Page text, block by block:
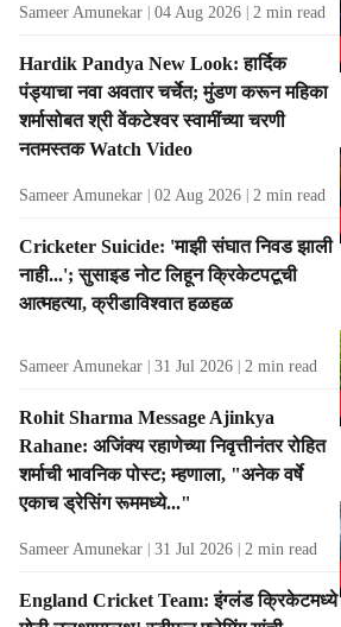
s
l
t
s
Sameer Amunekar 04 Aug 2026 2 min read
Hardik Pandya New Look: हार्दिक
पंड्याचा नवा अवतार चर्चेत; मुंडण करून महिका
शर्मासोबत श्री वेंकटेश्वर स्वामींच्या चरणी
नतमस्तक Watch Video
Sameer Amunekar 02 Aug 2026 2 min read
Cricketer Suicide: 'माझी संघात निवड झाली
नाही...'; सुसाइड नोट लिहून क्रिकेटपटूची
आत्महत्या, क्रीडाविश्वात हळहळ
Sameer Amunekar 31 Jul 2026 2 min read
Rohit Sharma Message Ajinkya
Rahane: अजिंक्य रहाणेच्या निवृत्तीनंतर रोहित
शर्माची भावनिक पोस्ट; म्हणाला, "अनेक वर्षे
एकाच ड्रेसिंग रूममध्ये..."
Sameer Amunekar 31 Jul 2026 2 min read
England Cricket Team: इंग्लंड क्रिकेटमध्ये